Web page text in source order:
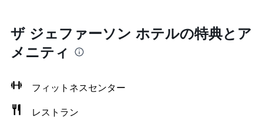
ザ ジェファーソン ホテルの特典とア
メニティ
フィットネスセンター
レストラン